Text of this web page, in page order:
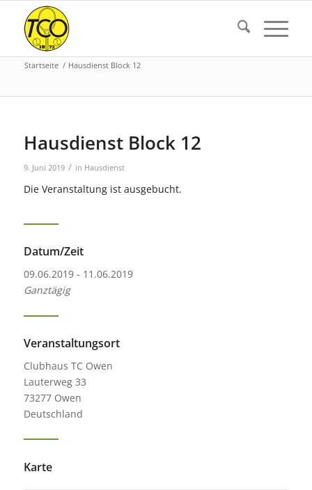
Startseite / Hausdienst Block 12
Hausdienst Block 12
9. Juni 2019 / in Hausdienst
Die Veranstaltung ist ausgebucht.
Datum/Zeit
09.06.2019 - 11.06.2019
Ganztägig
Veranstaltungsort
Clubhaus TC Owen
Lauterweg 33
73277 Owen
Deutschland
Karte